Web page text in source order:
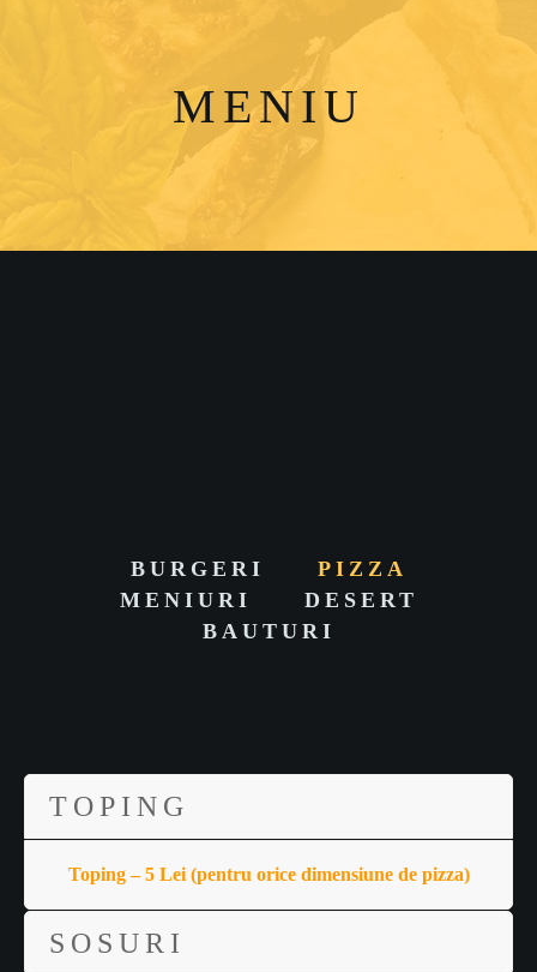
MENIU
BURGERI
PIZZA
MENIURI
DESERT
BAUTURI
TOPING
Toping – 5 Lei (pentru orice dimensiune de pizza)
SOSURI